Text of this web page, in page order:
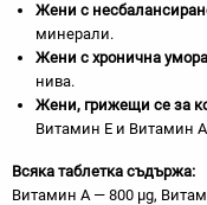
Жени с
минерали.
Жени с хронична умора
нива.
Жени, грижещи се за
Витамин E и Витамин
Всяка таблетка съдържа:
Витамин A — 800 µg,